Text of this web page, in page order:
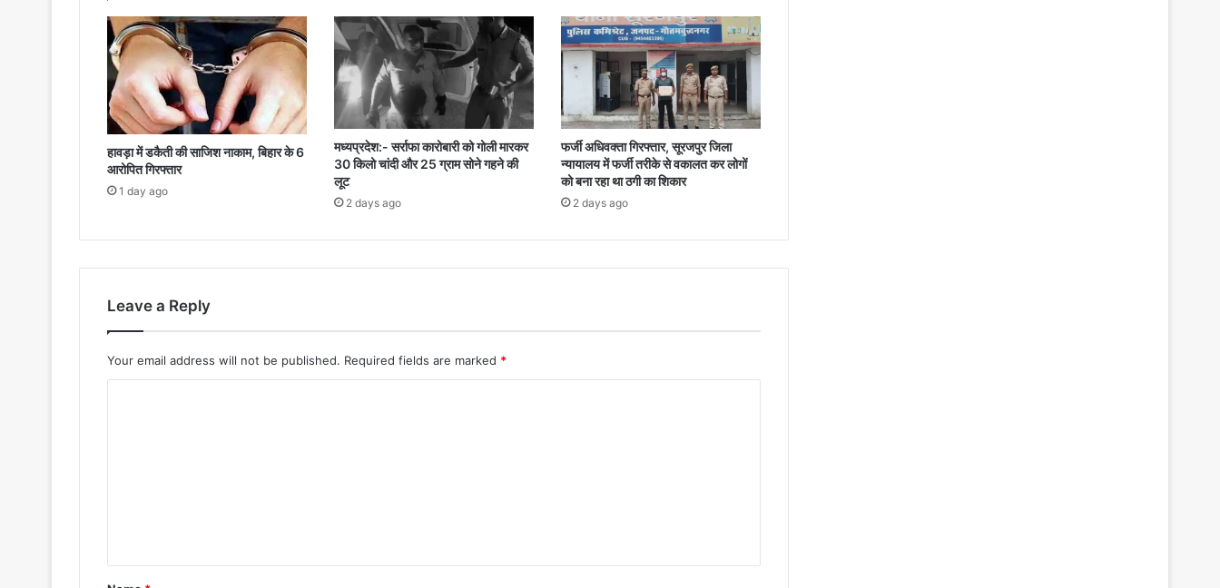
हावड़ा में डकैती की साजिश नाकाम, बिहार के 6
आरोपित गिरफ्तार
1 day ago
मध्यप्रदेश:- सर्राफा कारोबारी को गोली मारकर
30 किलो चांदी और 25 ग्राम सोने गहने की
लूट
2 days ago
फर्जी अधिवक्ता गिरफ्तार, सूरजपुर जिला
न्यायालय में फर्जी तरीके से वकालत कर लोगों
को बना रहा था ठगी का शिकार
2 days ago
Leave a Reply
Your email address will not be published. Required fields are marked *
*